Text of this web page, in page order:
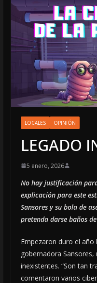
LOCALES OPINIÓN
LEGADO
5 enero, 2026
No hay justificación
explicación para este
Sansores y su bola de
pretenda darse baños
Empezaron duro el
gobernadora
inexistentes. “Son tan
comentaron varios